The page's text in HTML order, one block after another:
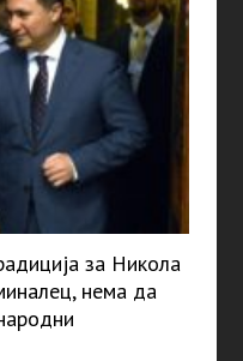
за Никола
нема да